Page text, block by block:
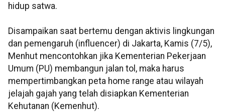
hidup satwa.
Disampaikan saat bertemu dengan aktivis lingkungan
dan pemengaruh (influencer) di Jakarta, Kamis (7/5),
Menhut mencontohkan jika Kementerian Pekerjaan
Umum (PU) membangun jalan tol, maka harus
mempertimbangkan peta home range atau wilayah
jelajah gajah yang telah disiapkan Kementerian
Kehutanan (Kemenhut).